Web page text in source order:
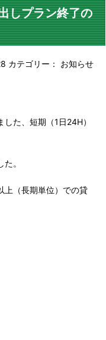
しプラン終了の
カテゴリー： お知らせ
た、短期（1日24H）
。
上（長期単位）での貸